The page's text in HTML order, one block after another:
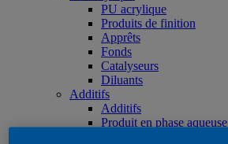
PU acrylique
Produits de finition
Apprêts
Fonds
Catalyseurs
Diluants
Additifs
Additifs
Produit en phase aqueuse